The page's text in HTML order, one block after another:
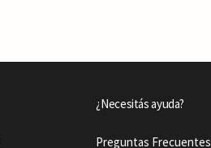
¿Necesitás ayuda?
Preguntas Frecuentes